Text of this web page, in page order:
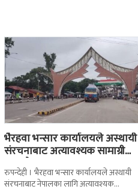
भैरहवा भन्सार कार्यालयले अस्थायी
संरचनाबाट अत्यावश्यक सामाग्री
ल्याउदै
रुपन्देही । भैरहवा भन्सार कार्यालयले अस्थायी
संरचनाबाट नेपालका लागि अत्यावश्यक